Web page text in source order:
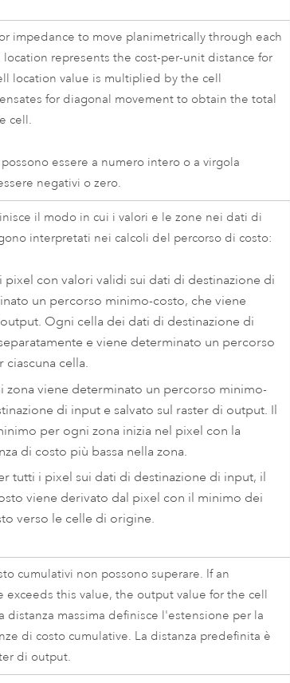
impedance to move planimetrically through each
location represents the cost-per-unit distance for
location value is multiplied by the cell
for diagonal movement to obtain the total
cell.
possono essere a numero intero o a virgola
negativi o zero.
il modo in cui i valori e le zone nei dati di
interpretati nei calcoli del percorso di costo:
pixel con valori validi sui dati di destinazione di
un percorso minimo-costo, che viene
Ogni cella dei dati di destinazione di
e viene determinato un percorso
cella.
zona viene determinato un percorso minimo-
di input e salvato sul raster di output. Il
per ogni zona inizia nel pixel con la
di costo più bassa nella zona.
tutti i pixel sui dati di destinazione di input, il
viene derivato dal pixel con il minimo dei
verso le celle di origine.
cumulativi non possono superare. If an
exceeds this value, the output value for the cell
distanza massima definisce l'estensione per la
di costo cumulative. La distanza predefinita è
di output.